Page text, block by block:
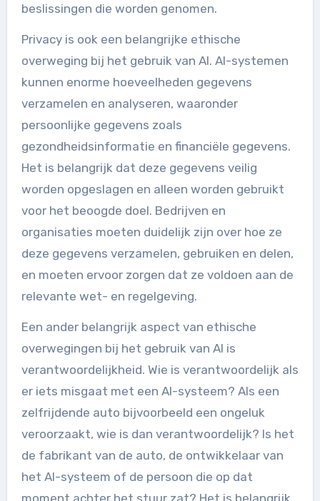
beslissingen die worden genomen.
Privacy is ook een belangrijke ethische
overweging bij het gebruik van AI. AI-systemen
kunnen enorme hoeveelheden gegevens
verzamelen en analyseren, waaronder
persoonlijke gegevens zoals
gezondheidsinformatie en financiële gegevens.
Het is belangrijk dat deze gegevens veilig
worden opgeslagen en alleen worden gebruikt
voor het beoogde doel. Bedrijven en
organisaties moeten duidelijk zijn over hoe ze
deze gegevens verzamelen, gebruiken en delen,
en moeten ervoor zorgen dat ze voldoen aan de
relevante wet- en regelgeving.
Een ander belangrijk aspect van ethische
overwegingen bij het gebruik van AI is
verantwoordelijkheid. Wie is verantwoordelijk als
er iets misgaat met een AI-systeem? Als een
zelfrijdende auto bijvoorbeeld een ongeluk
veroorzaakt, wie is dan verantwoordelijk? Is het
de fabrikant van de auto, de ontwikkelaar van
het AI-systeem of de persoon die op dat
moment achter het stuur zat? Het is belangrijk